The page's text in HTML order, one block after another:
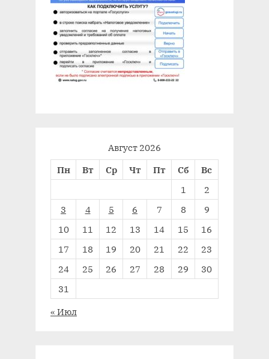
Август 2026
Пн
Вт Ср Чт Пт Сб
Вс
1
2
3
4 5 6 7 8
9
10
11 12 13 14 15
16
17
18 19 20 21 22
23
24
25 26 27 28 29
30
31
« Июл